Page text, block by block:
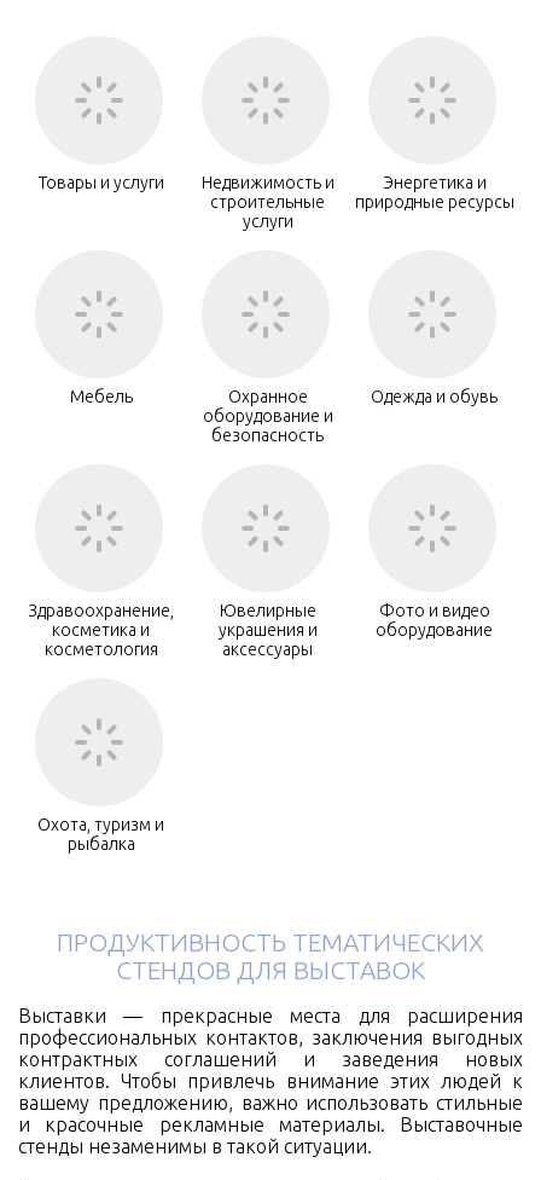
Товары и услуги
Недвижимость и
строительные
услуги
Энергетика и
природные ресурсы
Мебель
Охранное
оборудование и
безопасность
Одежда и обувь
Здравоохранение,
косметика и
косметология
Ювелирные
украшения и
аксессуары
Фото и видео
оборудование
Охота, туризм и
рыбалка
ПРОДУКТИВНОСТЬ ТЕМАТИЧЕСКИХ
СТЕНДОВ ДЛЯ ВЫСТАВОК
Выставки — прекрасные места для расширения
профессиональных контактов, заключения выгодных
контрактных соглашений и заведения новых
клиентов. Чтобы привлечь внимание этих людей к
вашему предложению, важно использовать стильные
и красочные рекламные материалы. Выставочные
стенды незаменимы в такой ситуации.